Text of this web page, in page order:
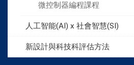
微控制器編程課程
人工智能(AI) x 社會智慧(SI)
新設計與科技科評估方法